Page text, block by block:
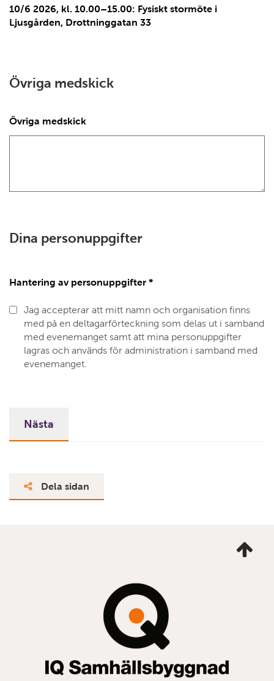
10/6 2026, kl. 10.00–15.00: Fysiskt stormöte i
Ljusgården, Drottninggatan 33
Övriga medskick
Övriga medskick
Dina personuppgifter
Hantering av personuppgifter *
Jag accepterar att mitt namn och organisation finns
med på en deltagarförteckning som delas ut i samband
med evenemanget samt att mina personuppgifter
lagras och används för administration i samband med
evenemanget.
Dela sidan
mig